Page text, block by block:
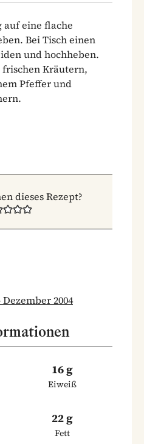
eine flache
Bei Tisch einen
und hochheben.
Kräutern,
Pfeffer und
dieses Rezept?
Dezember 2004
16 g
Eiweiß
22 g
Fett